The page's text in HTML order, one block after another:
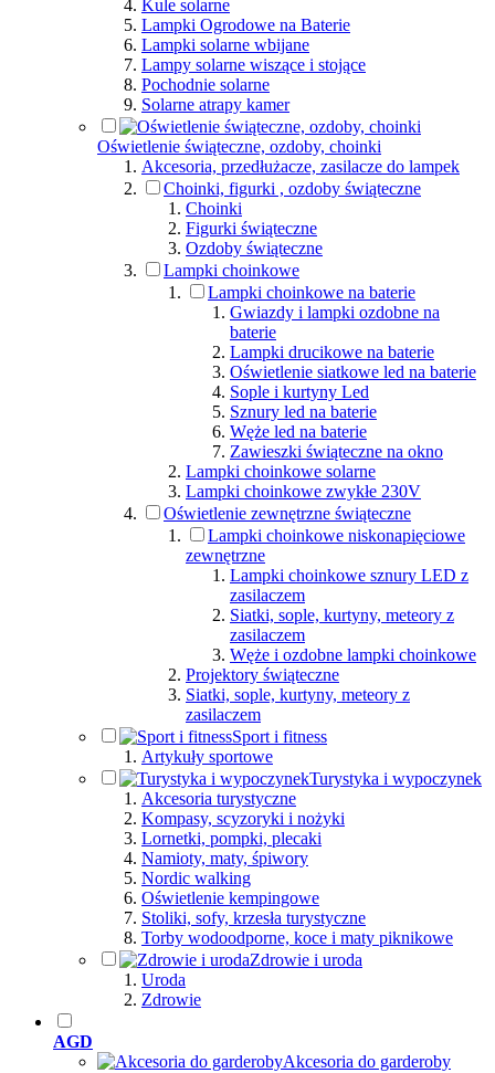
Kule solarne
Lampki Ogrodowe na Baterie
Lampki solarne wbijane
Lampy solarne wiszące i stojące
Pochodnie solarne
Solarne atrapy kamer
Oświetlenie świąteczne, ozdoby, choinki
Akcesoria, przedłużacze, zasilacze do lampek
Choinki, figurki , ozdoby świąteczne
Choinki
Figurki świąteczne
Ozdoby świąteczne
Lampki choinkowe
Lampki choinkowe na baterie
Gwiazdy i lampki ozdobne na
baterie
Lampki drucikowe na baterie
Oświetlenie siatkowe led na baterie
Sople i kurtyny Led
Sznury led na baterie
Węże led na baterie
Zawieszki świąteczne na okno
Lampki choinkowe solarne
Lampki choinkowe zwykłe 230V
Oświetlenie zewnętrzne świąteczne
Lampki choinkowe niskonapięciowe
zewnętrzne
Lampki choinkowe sznury LED z
zasilaczem
Siatki, sople, kurtyny, meteory z
zasilaczem
Węże i ozdobne lampki choinkowe
Projektory świąteczne
Siatki, sople, kurtyny, meteory z
zasilaczem
Sport i fitness
Artykuły sportowe
Turystyka i wypoczynek
Akcesoria turystyczne
Kompasy, scyzoryki i nożyki
Lornetki, pompki, plecaki
Namioty, maty, śpiwory
Nordic walking
Oświetlenie kempingowe
Stoliki, sofy, krzesła turystyczne
Torby wodoodporne, koce i maty piknikowe
Zdrowie i uroda
Uroda
Zdrowie
AGD
Akcesoria do garderoby